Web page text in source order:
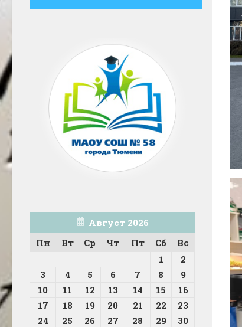
Август 2026
Пн
Вт Ср Чт Пт Сб
Вс
1
2
3
4 5 6 7 8
9
10
11 12 13 14 15
16
17
18 19 20 21 22
23
24
25 26 27 28 29
30